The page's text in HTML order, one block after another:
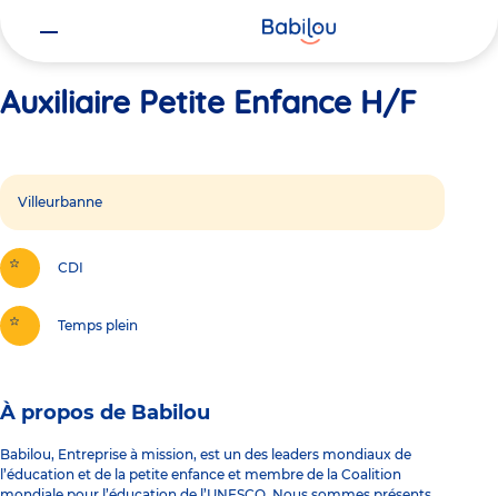
Auxiliaire Petite Enfance H/F
Villeurbanne
CDI
Temps plein
À propos de Babilou
Babilou, Entreprise à mission, est un des leaders mondiaux de
l’éducation et de la petite enfance et membre de la Coalition